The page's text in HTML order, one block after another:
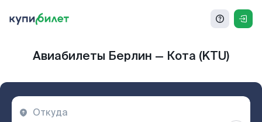
Авиабилеты Берлин — Кота (KTU)